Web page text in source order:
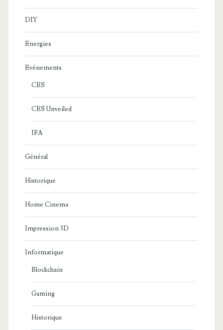
DIY
Energies
Evénements
CES
CES Unveiled
IFA
Général
Historique
Home Cinema
Impression 3D
Informatique
Blockchain
Gaming
Historique